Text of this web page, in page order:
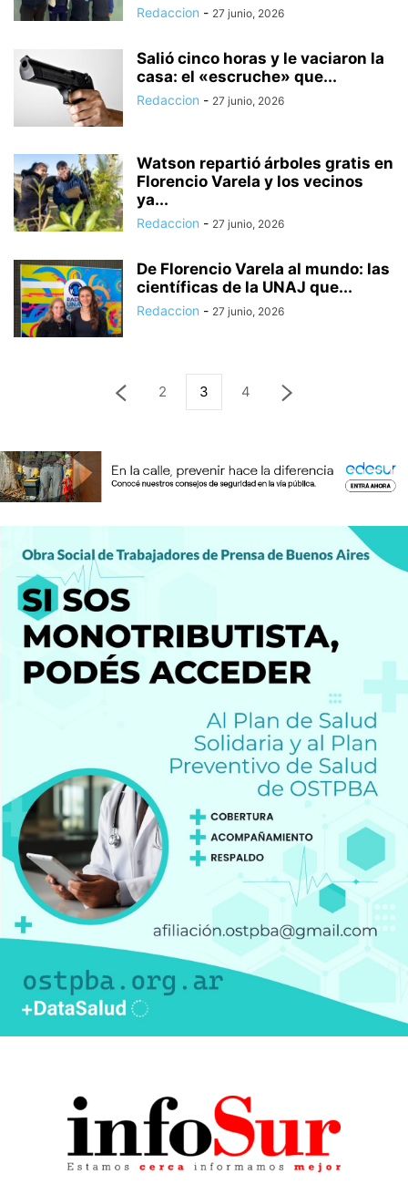
Redaccion - 27 junio, 2026
Salió cinco horas y le vaciaron la
casa: el «escruche» que...
Redaccion - 27 junio, 2026
Watson repartió árboles gratis en
Florencio Varela y los vecinos
ya...
Redaccion - 27 junio, 2026
De Florencio Varela al mundo: las
científicas de la UNAJ que...
Redaccion - 27 junio, 2026
2 3 4